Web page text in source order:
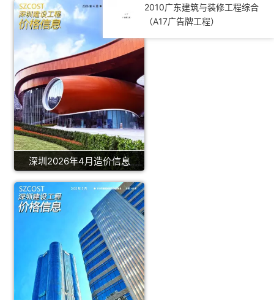
深圳2026年4月造价信息
2010广东建筑与装修工程综合
（A17广告牌工程）